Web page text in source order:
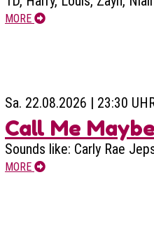
MORE
Sa. 22.08.2026 | 23:30
Call Me
Sounds like: Carly Rae
MORE